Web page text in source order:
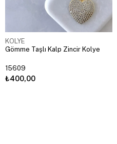
KOLYE
Gömme Taşlı Kalp Zincir Kolye
15609
₺400,00